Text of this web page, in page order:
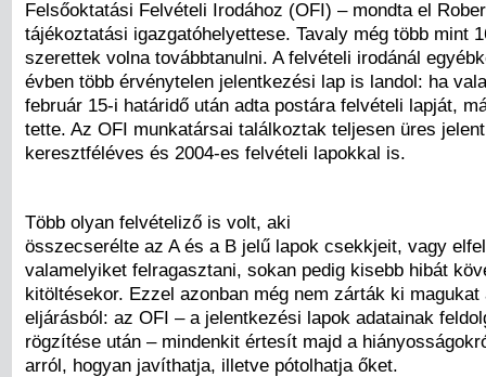
Felsőoktatási Felvételi Irodához (OFI) – mondta el
tájékoztatási igazgatóhelyettese. Tavaly még több mint
szerettek volna továbbtanulni. A felvételi irodánál
évben több érvénytelen jelentkezési lap is landol: ha
február 15-i határidő után adta postára felvételi lapját,
tette. Az OFI munkatársai találkoztak teljesen üres
keresztféléves és 2004-es felvételi lapokkal is.
Több olyan felvételiző is volt, aki
összecserélte az A és a B jelű lapok csekkjeit, vagy
valamelyiket felragasztani, sokan pedig kisebb hibát
kitöltésekor. Ezzel azonban még nem zárták ki magukat
eljárásból: az OFI – a jelentkezési lapok adatainak
rögzítése után – mindenkit értesít majd a
arról, hogyan javíthatja, illetve pótolhatja őket.